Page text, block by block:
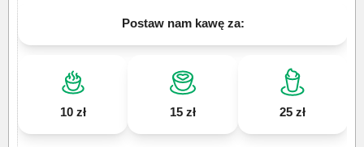
Postaw nam kawę za:
10 zł 15 zł 25 zł